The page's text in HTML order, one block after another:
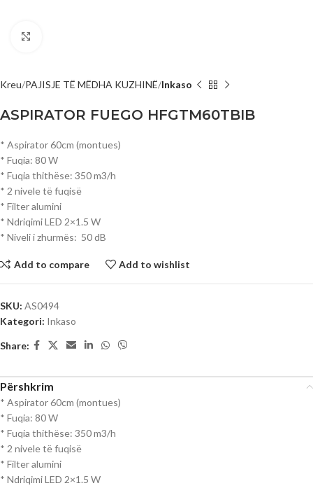
Kreu PAJISJE TË MËDHA KUZHINË Inkaso
ASPIRATOR FUEGO HFGTM60TBIB
* Aspirator 60cm (montues)
* Fuqia: 80 W
* Fuqia thithëse: 350 m3/h
* 2 nivele të fuqisë
* Filter alumini
* Ndriqimi LED 2×1.5 W
* Niveli i zhurmës: 50 dB
Add to compare Add to wishlist
SKU: AS0494
Kategori: Inkaso
Share:
Përshkrim
* Aspirator 60cm (montues)
* Fuqia: 80 W
* Fuqia thithëse: 350 m3/h
* 2 nivele të fuqisë
* Filter alumini
* Ndriqimi LED 2×1.5 W